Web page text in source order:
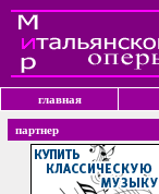
главная
партнер